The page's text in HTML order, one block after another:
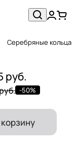
Серебряные кольца
руб.
-50%